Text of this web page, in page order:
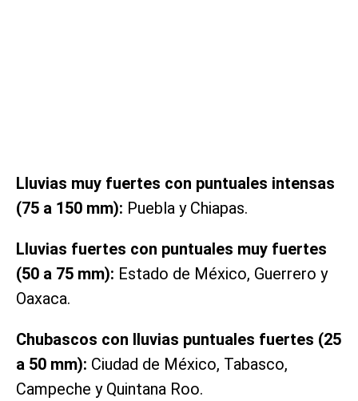
Lluvias muy fuertes con puntuales intensas
(75 a 150 mm): Puebla y Chiapas.
Lluvias fuertes con puntuales muy fuertes
(50 a 75 mm): Estado de México, Guerrero y
Oaxaca.
Chubascos con lluvias puntuales fuertes (25
a 50 mm): Ciudad de México, Tabasco,
Campeche y Quintana Roo.